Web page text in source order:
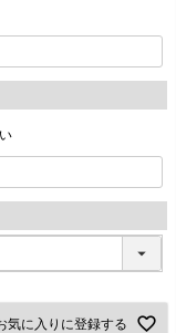
気に入りに登録する